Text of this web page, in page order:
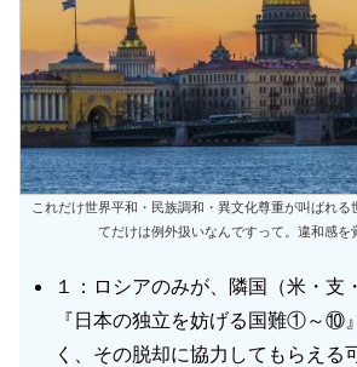
これだけ世界平和・民族調和・異文化尊重が叫ばれる
てだけは例外扱いなんですって。違和感を
１：ロシアのみが、隣国（米・支
『日本の独立を妨げる国難①～⑩
く、その脱却に協力してもらえる